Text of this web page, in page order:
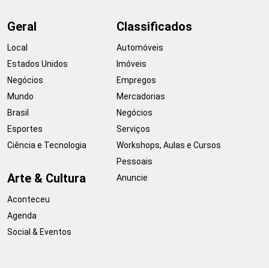
Geral
Local
Estados Unidos
Negócios
Mundo
Brasil
Esportes
Ciência e Tecnologia
Arte & Cultura
Aconteceu
Agenda
Social & Eventos
Classificados
Automóveis
Imóveis
Empregos
Mercadorias
Negócios
Serviços
Workshops, Aulas e Cursos
Pessoais
Anuncie